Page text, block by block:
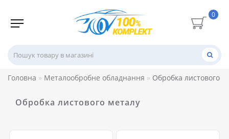
0
Головна Металообробне обладнання Обробка листового
Обробка листового металу